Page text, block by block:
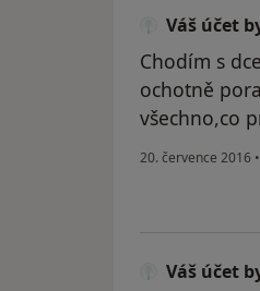
Váš účet
Chodím s
ochotně
všechno,co
20. července 2016 •
Váš účet